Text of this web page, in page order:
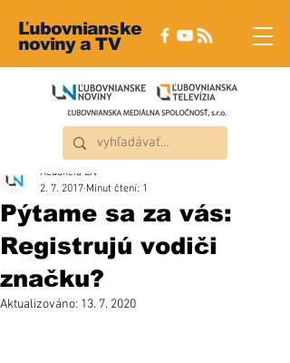
Ľubovnianske
noviny a TV
Pýtame sa za vás:
Registrujú vodiči
značku?
Redakcia ĽN
2. 7. 2017 Minut čtení: 1
Aktualizováno: 13. 7. 2020